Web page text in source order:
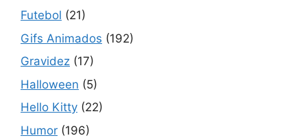
Futebol (21)
Gifs Animados (192)
Gravidez (17)
Halloween (5)
Hello Kitty (22)
Humor (196)